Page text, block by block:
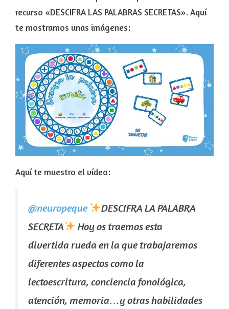
recurso «DESCIFRA LAS PALABRAS SECRETAS». Aquí
te mostramos unas imágenes:
Aquí te muestro el vídeo:
@neuropeque
DESCIFRA LA PALABRA
SECRETA
Hoy os traemos esta
divertida rueda en la que trabajaremos
diferentes aspectos como la
lectoescritura, conciencia fonológica,
atención, memoria…y otras habilidades